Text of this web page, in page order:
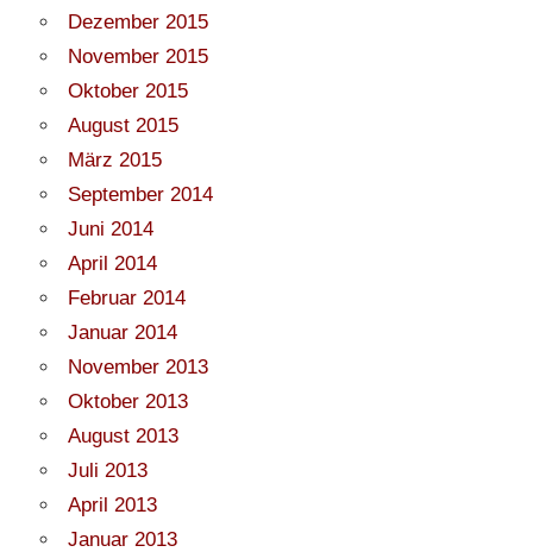
Dezember 2015
November 2015
Oktober 2015
August 2015
März 2015
September 2014
Juni 2014
April 2014
Februar 2014
Januar 2014
November 2013
Oktober 2013
August 2013
Juli 2013
April 2013
Januar 2013